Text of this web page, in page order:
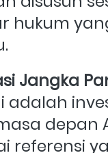
hukum
adalah
depan
referensi